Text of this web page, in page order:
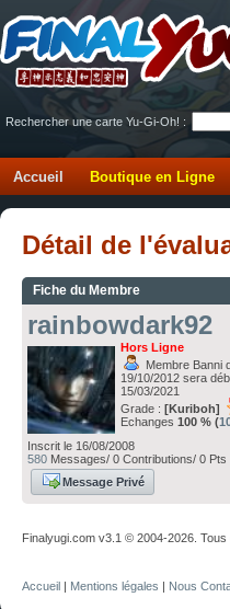
Rechercher une carte Yu-Gi-Oh! :
Accueil Boutique en Ligne
Détail de
Fiche du Membre
rainbowdark92
Hors Ligne
Membre Banni
19/10/2012 sera
15/03/2021
Grade : [Kuriboh]
Echanges 100 % (
Inscrit le 16/08/2008
580 Messages/ 0 Contributions/ 0 Pts
Message Privé
Finalyugi.com v3.1 © 2004-2026.
Accueil | Mentions légales | Nous